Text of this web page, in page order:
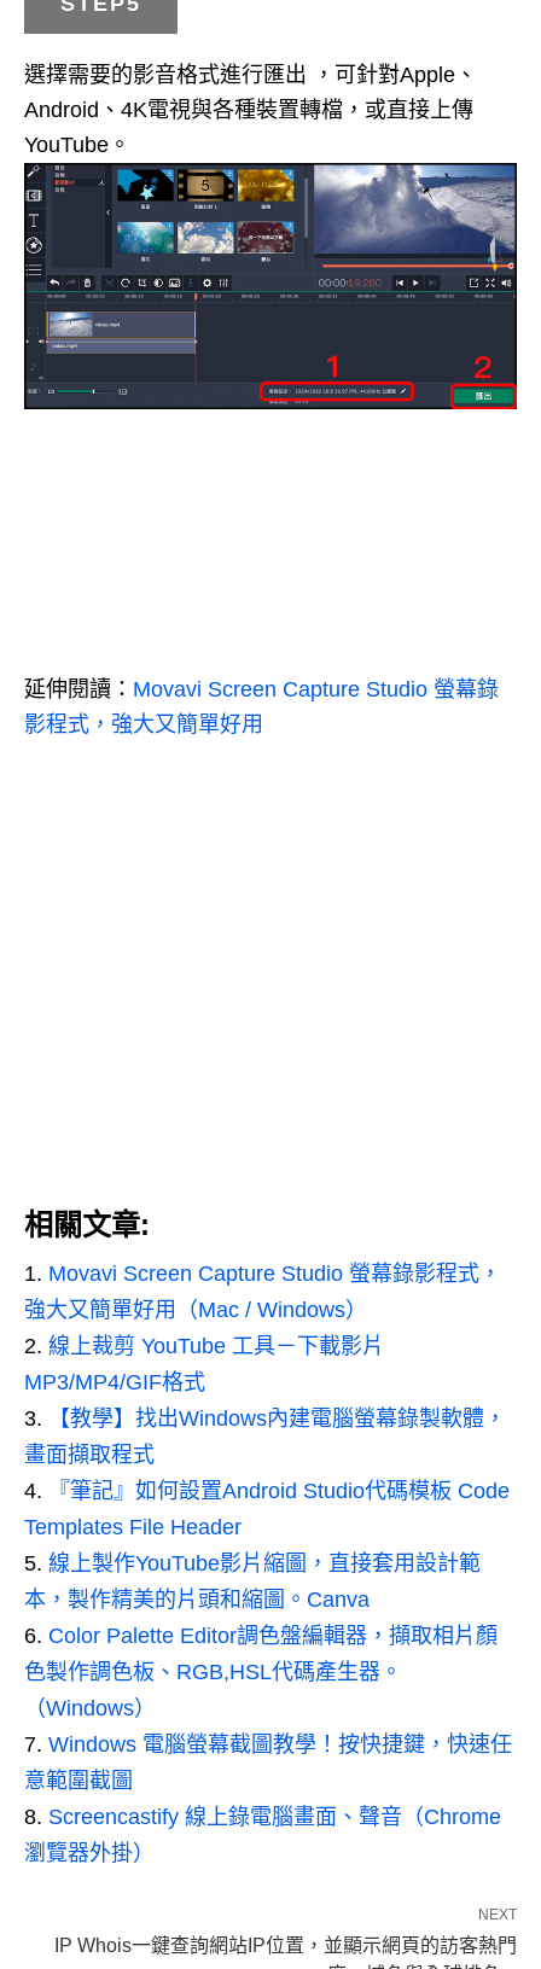
選擇需要的影音格式進行匯出 ，可針對Apple、
Android、4K電視與各種裝置轉檔，或直接上傳
YouTube。
延伸閱讀： Movavi Screen Capture Studio 螢幕錄
影程式，強大又簡單好用
相關文章:
Movavi Screen Capture Studio 螢幕錄影程式，
強大又簡單好用（Mac / Windows）
線上裁剪 YouTube 工具－下載影片
MP3/MP4/GIF格式
【教學】找出Windows內建電腦螢幕錄製軟體，
畫面擷取程式
『筆記』如何設置Android Studio代碼模板 Code
Templates File Header
線上製作YouTube影片縮圖，直接套用設計範
本，製作精美的片頭和縮圖。Canva
Color Palette Editor調色盤編輯器，擷取相片顏
色製作調色板、RGB,HSL代碼產生器。
（Windows）
Windows 電腦螢幕截圖教學！按快捷鍵，快速任
意範圍截圖
Screencastify 線上錄電腦畫面、聲音（Chrome
瀏覽器外掛）
NEXT
IP Whois一鍵查詢網站IP位置，並顯示網頁的訪客熱門